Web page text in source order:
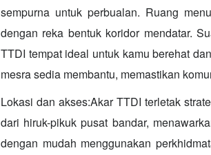
sempurna untuk perbualan. Ruang
dengan reka bentuk koridor mendatar.
TTDI tempat ideal untuk kamu berehat
mesra sedia membantu, memastikan
Lokasi dan akses:Akar TTDI terletak
dari hiruk-pikuk pusat bandar,
dengan mudah menggunakan